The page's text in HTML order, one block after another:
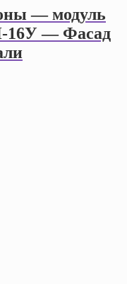
— модуль
16У — Фасад